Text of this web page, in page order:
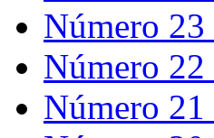
Número
Número
Número